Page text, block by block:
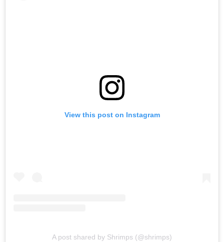
View this post on Instagram
A post shared by Shrimps (@shrimps)